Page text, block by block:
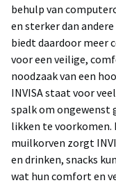
behulp van
en sterker dan
biedt daardoor meer
voor een veilige,
noodzaak van een
INVISA staat voor
spalk om ongewenst
likken te
muilkorven zorgt
en drinken, snacks
wat hun comfort en